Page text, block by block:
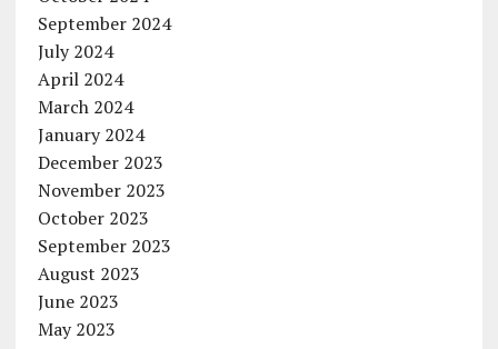
September 2024
July 2024
April 2024
March 2024
January 2024
December 2023
November 2023
October 2023
September 2023
August 2023
June 2023
May 2023